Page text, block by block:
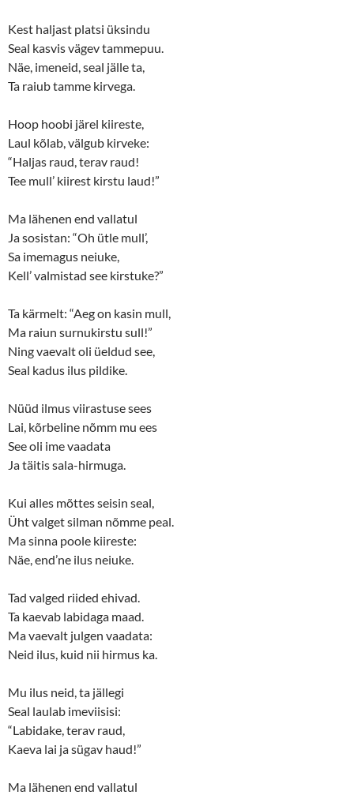
Kest haljast platsi üksindu
Seal kasvis vägev tammepuu.
Näe, imeneid, seal jälle ta,
Ta raiub tamme kirvega.
Hoop hoobi järel kiireste,
Laul kõlab, välgub kirveke:
“Haljas raud, terav raud!
Tee mull’ kiirest kirstu laud!”
Ma lähenen end vallatul
Ja sosistan: “Oh ütle mull’,
Sa imemagus neiuke,
Kell’ valmistad see kirstuke?”
Ta kärmelt: “Aeg on kasin mull,
Ma raiun surnukirstu sull!”
Ning vaevalt oli üeldud see,
Seal kadus ilus pildike.
Nüüd ilmus viirastuse sees
Lai, kõrbeline nõmm mu ees
See oli ime vaadata
Ja täitis sala-hirmuga.
Kui alles mõttes seisin seal,
Üht valget silman nõmme peal.
Ma sinna poole kiireste:
Näe, end’ne ilus neiuke.
Tad valged riided ehivad.
Ta kaevab labidaga maad.
Ma vaevalt julgen vaadata:
Neid ilus, kuid nii hirmus ka.
Mu ilus neid, ta jällegi
Seal laulab imeviisisi:
“Labidake, terav raud,
Kaeva lai ja sügav haud!”
Ma lähenen end vallatul